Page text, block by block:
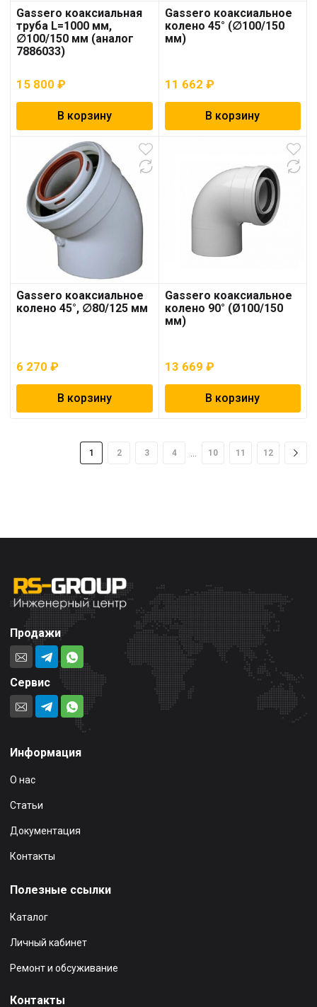
Gassero коаксиальная
труба L=1000 мм,
∅100/150 мм (аналог
7886033)
15 800 ₽
В корзину
Gassero коаксиальное
колено 45° (∅100/150
мм)
11 662 ₽
В корзину
Gassero коаксиальное
колено 45°, ∅80/125 мм
6 270 ₽
В корзину
Gassero коаксиальное
колено 90° (Ø100/150
мм)
13 669 ₽
В корзину
1 2 3 4 10 11 12
Продажи
Сервис
Информация
О нас
Статьи
Документация
Контакты
Полезные ссылки
Каталог
Личный кабинет
Ремонт и обсуживание
Контакты